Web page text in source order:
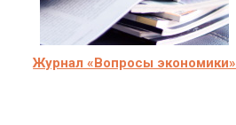
Журнал «Вопросы экономики»